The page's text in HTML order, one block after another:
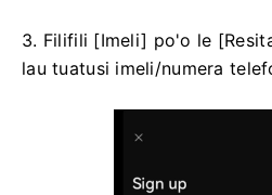
3. Filifili [Imeli] po'o le
lau tuatusi imeli/numera